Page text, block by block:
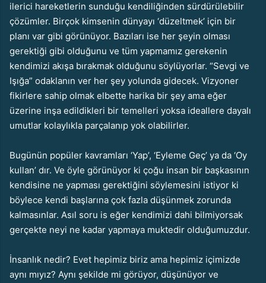
ilerici hareketlerin sunduğu kendiliğinden sürdürülebilir
çözümler. Birçok kimsenin dünyayı ‘düzeltmek’ için bir
planı var gibi görünüyor. Bazıları ise her şeyin olması
gerektiği gibi olduğunu ve tüm yapmamız gerekenin
kendimizi akışa bırakmak olduğunu söylüyorlar. “Sevgi ve
Işığa” odaklanın ver her şey yolunda gidecek. Vizyoner
fikirlere sahip olmak elbette harika bir şey ama eğer
üzerine inşa edildikleri bir temelleri yoksa ideallere dayalı
umutlar kolaylıkla parçalanıp yok olabilirler.
Bugünün popüler kavramları ‘Yap’, ‘Eyleme Geç’ ya da ‘Oy
kullan’ dır. Ve öyle görünüyor ki çoğu insan bir başkasının
kendisine ne yapması gerektiğini söylemesini istiyor ki
böylece kendi başlarına çok fazla düşünmek zorunda
kalmasınlar. Asıl soru is eğer kendimizi dahi bilmiyorsak
gerçekte neyi ne kadar yapmaya muktedir olduğumuzdur.
İnsanlık nedir? Evet hepimiz biriz ama hepimiz içimizde
aynı mıyız? Aynı şekilde mi görüyor, düşünüyor ve